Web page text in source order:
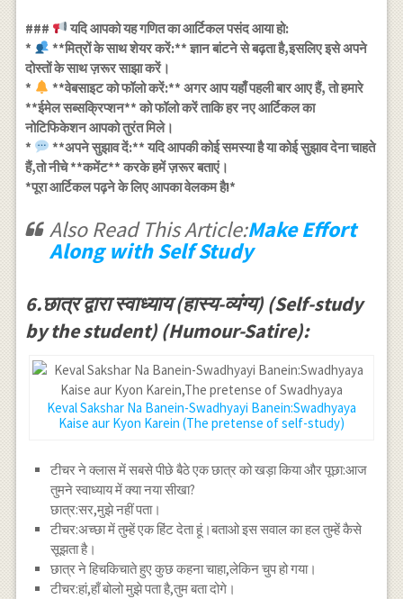
###
यदि आपको यह गणित का आर्टिकल पसंद आया हो:
*
**मित्रों के साथ शेयर करें:** ज्ञान बांटने से बढ़ता है,इसलिए इसे अपने
दोस्तों के साथ ज़रूर साझा करें।
*
**वेबसाइट को फॉलो करें:** अगर आप यहाँ पहली बार आए हैं, तो हमारे
**ईमेल सब्सक्रिप्शन** को फॉलो करें ताकि हर नए आर्टिकल का
नोटिफिकेशन आपको तुरंत मिले।
*
**अपने सुझाव दें:** यदि आपकी कोई समस्या है या कोई सुझाव देना चाहते
हैं,तो नीचे **कमेंट** करके हमें ज़रूर बताएं।
*पूरा आर्टिकल पढ़ने के लिए आपका वेलकम है!*
Also Read This Article:Make Effort
Along with Self Study
6.छात्र द्वारा स्वाध्याय (हास्य-व्यंग्य) (Self-study
by the student) (Humour-Satire):
Keval Sakshar Na Banein-Swadhyayi Banein:Swadhyaya
Kaise aur Kyon Karein (The pretense of self-study)
टीचर ने क्लास में सबसे पीछे बैठे एक छात्र को खड़ा किया और पूछा:आज
तुमने स्वाध्याय में क्या नया सीखा?
छात्र:सर,मुझे नहीं पता।
टीचर:अच्छा में तुम्हें एक हिंट देता हूं।बताओ इस सवाल का हल तुम्हें कैसे
सूझता है।
छात्र ने हिचकिचाते हुए कुछ कहना चाहा,लेकिन चुप हो गया।
टीचर:हां,हाँ बोलो मुझे पता है,तुम बता दोगे।